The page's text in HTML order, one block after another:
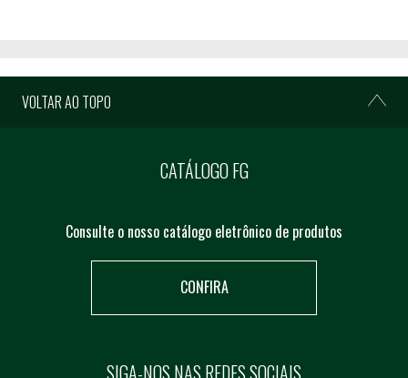
VOLTAR AO TOPO
CATÁLOGO FG
Consulte o nosso catálogo eletrônico de produtos
CONFIRA